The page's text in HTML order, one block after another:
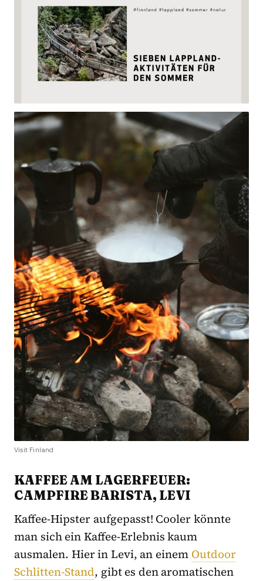
Visit Finland
KAFFEE AM LAGERFEUER:
CAMPFIRE BARISTA, LEVI
Kaffee-Hipster aufgepasst! Cooler könnte
man sich ein Kaffee-Erlebnis kaum
ausmalen. Hier in Levi, an einem Outdoor
Schlitten-Stand, gibt es den aromatischen